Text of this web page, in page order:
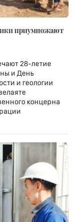
приумножают
28-летие
и День
и геологии
концерна